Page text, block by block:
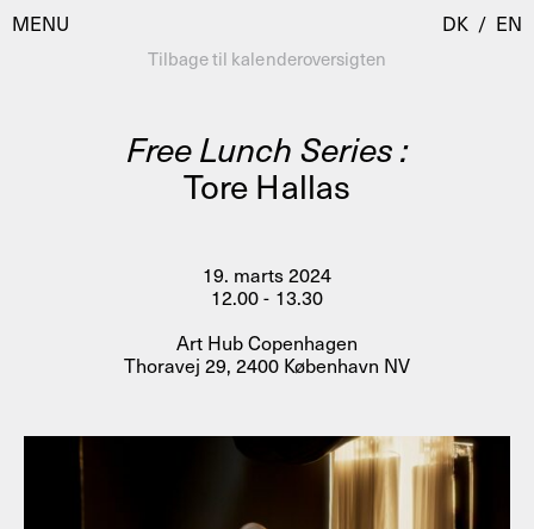
MENU
Besøg
AHC Channel
Programmer
Residencies & Studios
Artistic Research
Public Programmes
Om
Profiler
Presse
Søg
DK / EN
Tilbage til kalenderoversigten
Free Lunch Series :
Tore Hallas
19. marts 2024
12.00 - 13.30
Art Hub Copenhagen
Thoravej 29, 2400 København NV